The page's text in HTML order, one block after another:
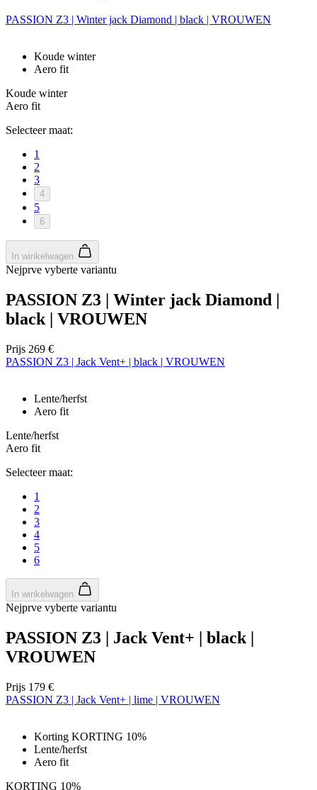
PASSION Z3 | Winter jack Diamond | black | VROUWEN
Koude winter
Aero fit
Koude winter
Aero fit
Selecteer maat:
1
2
3
4
5
6
In winkelwagen
Nejprve vyberte variantu
PASSION Z3 | Winter jack Diamond |
black | VROUWEN
Prijs 269 €
PASSION Z3 | Jack Vent+ | black | VROUWEN
Lente/herfst
Aero fit
Lente/herfst
Aero fit
Selecteer maat:
1
2
3
4
5
6
In winkelwagen
Nejprve vyberte variantu
PASSION Z3 | Jack Vent+ | black |
VROUWEN
Prijs 179 €
PASSION Z3 | Jack Vent+ | lime | VROUWEN
Korting KORTING 10%
Lente/herfst
Aero fit
KORTING 10%